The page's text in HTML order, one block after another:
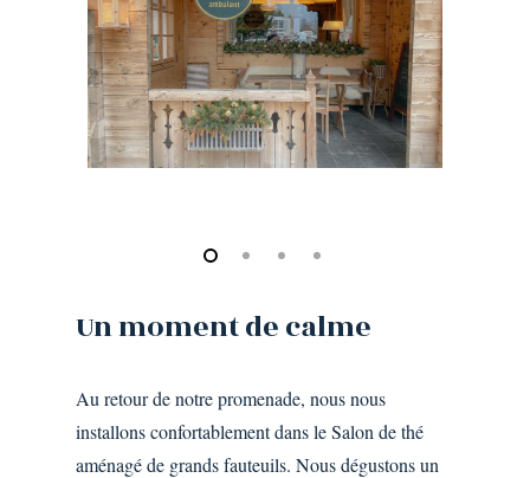
Unmomentdecalme
Au retour de notre promenade, nous nous
installons confortablement dans le Salon de thé
aménagé de grands fauteuils. Nous dégustons un